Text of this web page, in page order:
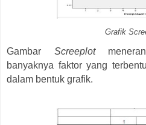
Grafik
Gambar Screeplot
banyaknya faktor yang
dalam bentuk grafik.